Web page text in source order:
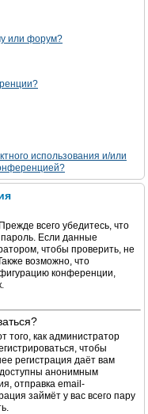
или форум?
использования и/или
всего убедитесь, что
Если данные
чтобы проверить, не
возможно, что
конференции,
того, как администратор
чтобы
регистрация даёт вам
анонимным
отправка email-
займёт у вас всего пару